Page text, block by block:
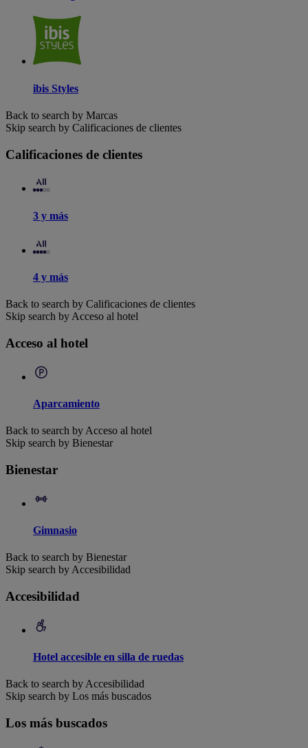
ibis Styles
Back to search by Marcas
Skip search by Calificaciones de clientes
Calificaciones de clientes
3 y más
4 y más
Back to search by Calificaciones de clientes
Skip search by Acceso al hotel
Acceso al hotel
Aparcamiento
Back to search by Acceso al hotel
Skip search by Bienestar
Bienestar
Gimnasio
Back to search by Bienestar
Skip search by Accesibilidad
Accesibilidad
Hotel accesible en silla de ruedas
Back to search by Accesibilidad
Skip search by Los más buscados
Los más buscados